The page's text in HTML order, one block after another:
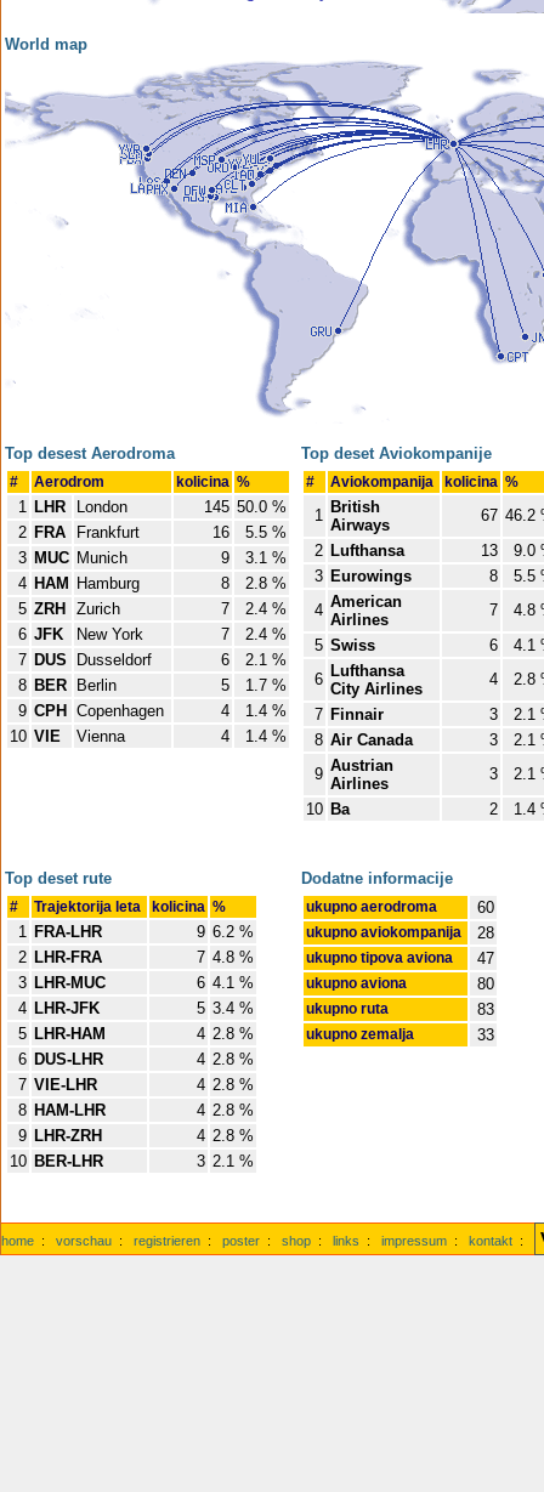
World map
Top desest Aerodroma
# Aerodrom kolicina %
1 LHR London 145 50.0 %
2 FRA Frankfurt 16
5.5 %
3 MUC Munich 9
3.1 %
4 HAM Hamburg 8
2.8 %
5 ZRH Zurich 7
2.4 %
6 JFK New York 7
2.4 %
7 DUS Dusseldorf 6
2.1 %
8 BER Berlin 5
1.7 %
9 CPH Copenhagen 4
1.4 %
10 VIE Vienna 4 1.4 %
Top deset Aviokompanije
# Aviokompanija kolicina %
1 British
Airways
67 46.2
2 Lufthansa 13
9.0
3 Eurowings 8
5.5
4 American
Airlines
7
4.8
5 Swiss 6
4.1
6 Lufthansa
City Airlines
4
2.8
7 Finnair 3
2.1
8 Air Canada 3
2.1
9 Austrian
Airlines
3
2.1
10 Ba 2 1.4
Top deset rute
# Trajektorija leta kolicina %
1 FRA-LHR 9 6.2 %
2 LHR-FRA 7 4.8 %
3 LHR-MUC 6 4.1 %
4 LHR-JFK 5 3.4 %
5 LHR-HAM 4 2.8 %
6 DUS-LHR 4 2.8 %
7 VIE-LHR 4 2.8 %
8 HAM-LHR 4 2.8 %
9 LHR-ZRH 4 2.8 %
10 BER-LHR 3 2.1 %
Dodatne informacije
ukupno aerodroma 60
ukupno aviokompanija 28
ukupno tipova aviona 47
ukupno aviona 80
ukupno ruta 83
ukupno zemalja 33
home : vorschau : registrieren : poster : shop : links : impressum : kontakt :